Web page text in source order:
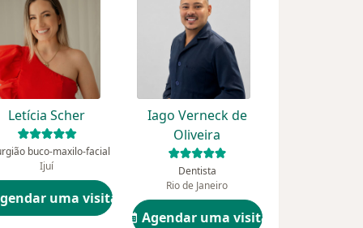
Letícia Scher
buco-maxilo-facial
Ijuí
uma visita
Iago Verneck de
Oliveira
Dentista
Rio de Janeiro
Agendar uma visita